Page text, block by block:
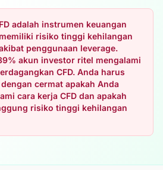
adalah instrumen keuangan
risiko tinggi kehilangan
penggunaan leverage.
akun investor ritel mengalami
CFD. Anda harus
cermat apakah Anda
cara kerja CFD dan apakah
risiko tinggi kehilangan